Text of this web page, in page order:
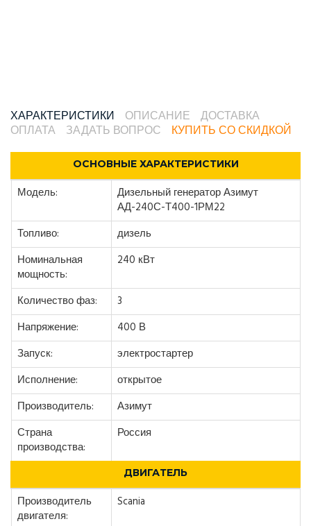
ХАРАКТЕРИСТИКИ ОПИСАНИЕ
ДОСТАВКА
ОПЛАТА
ЗАДАТЬ ВОПРОС КУПИТЬ СО СКИДКОЙ
ОСНОВНЫЕ ХАРАКТЕРИСТИКИ
Модель:
Дизельный генератор Азимут
АД-240С-Т400-1РМ22
Топливо:
дизель
Номинальная
мощность:
240 кВт
Количество фаз:
3
Напряжение:
400 В
Запуск:
электростартер
Исполнение:
открытое
Производитель:
Азимут
Страна
производства:
Россия
ДВИГАТЕЛЬ
Производитель
двигателя:
Scania